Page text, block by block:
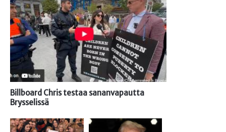
Billboard Chris testaa sananvapautta
Brysselissä